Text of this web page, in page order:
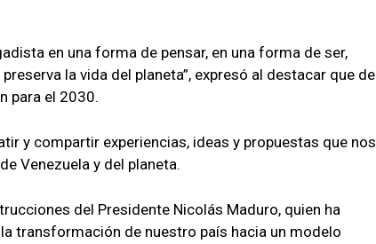
en una forma de pensar, en una forma de ser,
la vida del planeta”, expresó al destacar que de
para el 2030.
y compartir experiencias, ideas y propuestas que nos
Venezuela y del planeta.
del Presidente Nicolás Maduro, quien ha
transformación de nuestro país hacia un modelo